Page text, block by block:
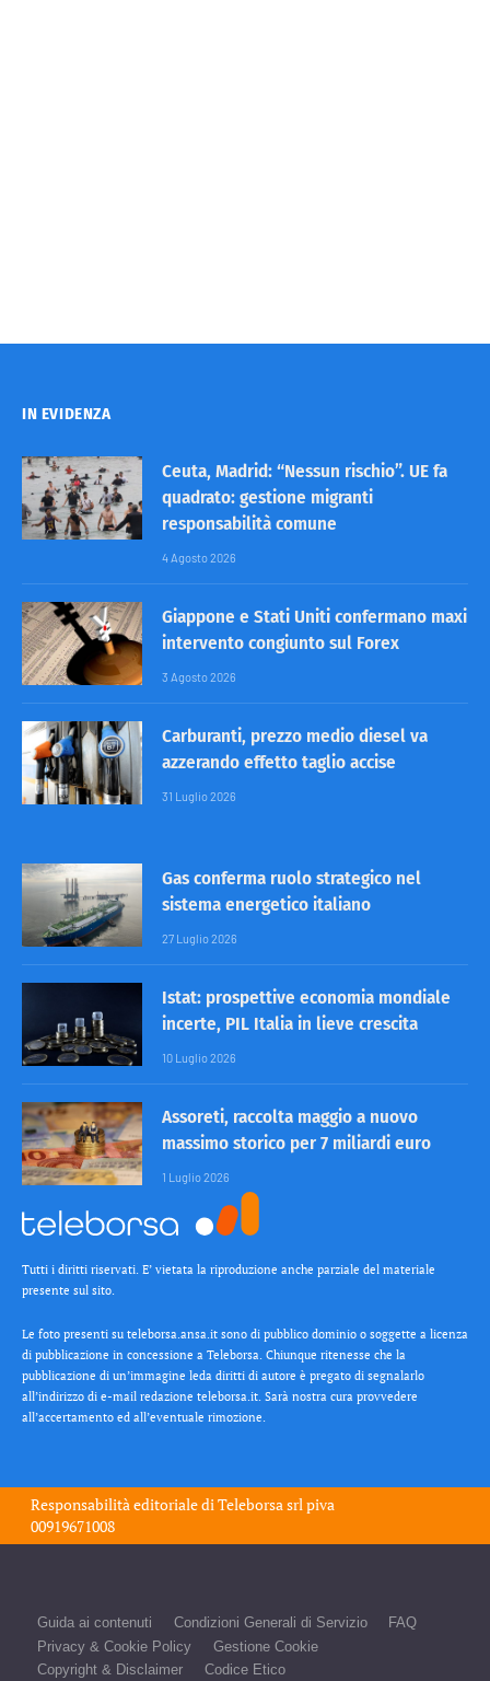
IN EVIDENZA
Ceuta, Madrid: “Nessun rischio”. UE fa
quadrato: gestione migranti
responsabilità comune
4 Agosto 2026
Giappone e Stati Uniti confermano maxi
intervento congiunto sul Forex
3 Agosto 2026
Carburanti, prezzo medio diesel va
azzerando effetto taglio accise
31 Luglio 2026
Gas conferma ruolo strategico nel
sistema energetico italiano
27 Luglio 2026
Istat: prospettive economia mondiale
incerte, PIL Italia in lieve crescita
10 Luglio 2026
Assoreti, raccolta maggio a nuovo
massimo storico per 7 miliardi euro
1 Luglio 2026
Tutti i diritti riservati. E’ vietata la riproduzione anche parziale del materiale
presente sul sito.
Le foto presenti su teleborsa.ansa.it sono di pubblico dominio o soggette a licenza
di pubblicazione in concessione a Teleborsa. Chiunque ritenesse che la
pubblicazione di un’immagine leda diritti di autore è pregato di segnalarlo
all’indirizzo di e-mail redazione teleborsa.it. Sarà nostra cura provvedere
all’accertamento ed all’eventuale rimozione.
Responsabilità editoriale diTeleborsa srlpiva
00919671008
Guida ai contenuti Condizioni Generali di Servizio
FAQ
Privacy & Cookie Policy
Gestione Cookie
Copyright & Disclaimer
Codice Etico